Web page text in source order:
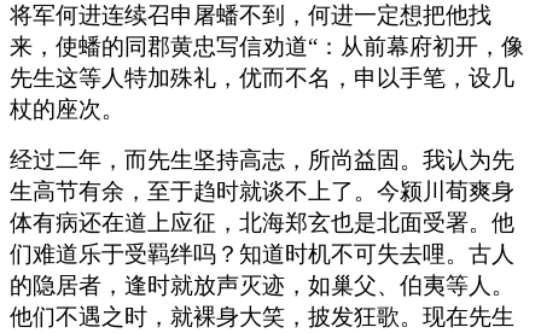
将军何进连续召申屠蟠不到，何进一定想把他找
来，使蟠的同郡黄忠写信劝道“：从前幕府初开，像
先生这等人特加殊礼，优而不名，申以手笔，设几
杖的座次。
经过二年，而先生坚持高志，所尚益固。我认为先
生高节有余，至于趋时就谈不上了。今颍川荀爽身
体有病还在道上应征，北海郑玄也是北面受署。他
们难道乐于受羁绊吗？知道时机不可失去哩。古人
的隐居者，逢时就放声灭迹，如巢父、伯夷等人。
他们不遇之时，就裸身大笑，披发狂歌。现在先生